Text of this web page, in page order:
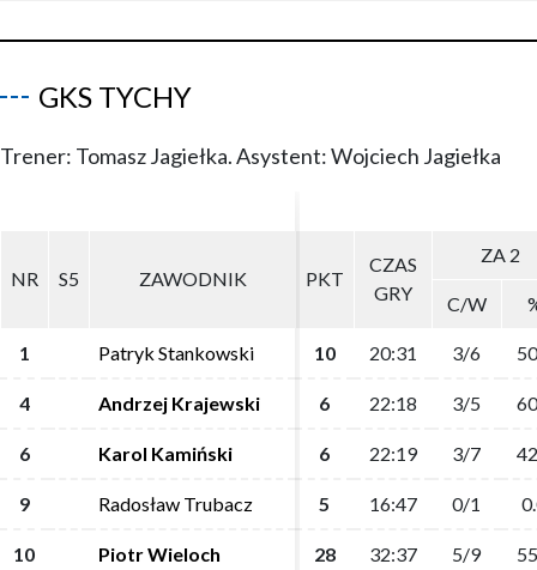
GKS TYCHY
Trener: Tomasz Jagiełka. Asystent: Wojciech Jagiełka
NR S5 ZAWODNIK PKT
CZAS
GRY
ZA 2
C/W
1 Patryk Stankowski 10 20:31 3/6
4 Andrzej Krajewski 6 22:18 3/5
6 Karol Kamiński 6 22:19 3/7
9 Radosław Trubacz 5 16:47 0/1
10 Piotr Wieloch 28 32:37 5/9
NR S5 ZAWODNIK PKT
CZAS
GRY
ZA 2
C/W
1 Patryk Stankowski 10 20:31 3/6
4 Andrzej Krajewski 6 22:18 3/5
6 Karol Kamiński 6 22:19 3/7
9 Radosław Trubacz 5 16:47 0/1
10 Piotr Wieloch 28 32:37 5/9